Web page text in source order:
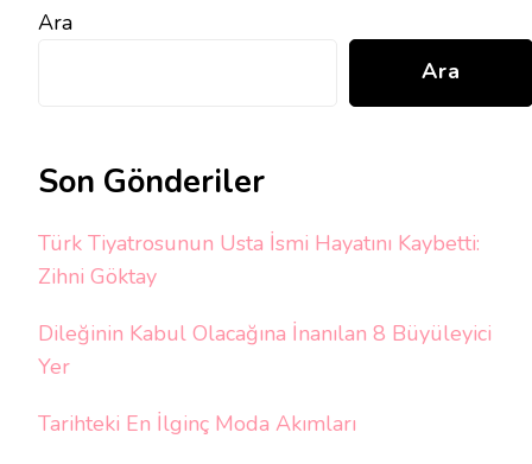
Ara
Ara
Son Gönderiler
Türk Tiyatrosunun Usta İsmi Hayatını Kaybetti:
Zihni Göktay
Dileğinin Kabul Olacağına İnanılan 8 Büyüleyici
Yer
Tarihteki En İlginç Moda Akımları